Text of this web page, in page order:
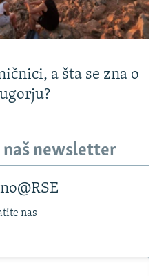
a šta se zna o
newsletter
nas